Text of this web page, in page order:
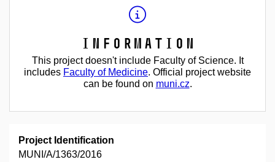
Information
This project doesn't include Faculty of Science. It
includes Faculty of Medicine. Official project website
can be found on muni.cz.
Project Identification
MUNI/A/1363/2016